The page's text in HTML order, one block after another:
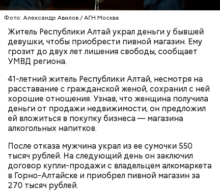
Фото: Александр Авилов / АГН Москва
Житель Республики Алтай украл деньги у бывшей
девушки, чтобы приобрести пивной магазин. Ему
грозит до двух лет лишения свободы, сообщает
УМВД региона.
41-летний житель Республики Алтай, несмотря на
расставание с гражданской женой, сохранил с ней
хорошие отношения. Узнав, что женщина получила
деньги от продажи недвижимости, он предложил
ей вложиться в покупку бизнеса — магазина
алкогольных напитков.
После отказа мужчина украл из ее сумочки 550
тысяч рублей. На следующий день он заключил
договор купли-продажи с владельцем алкомаркета
в Горно-Алтайске и приобрел пивной магазин за
270 тысяч рублей.
Первой жертвой Миссюры была его девушка.
химикаты, купленные в интернет-магазине. 13
января 2024 года он подсыпал дихлорэтан в
коктейль возлюбленной, отчего у нее случился
инсульт. Девушка неделю
выписки из больницы узнала, что Миссюра
оформил на нее несколько кредитов.
Вскоре в качестве главного подозреваемого в
убийстве спортсмена арестовали его 18-летнего
знакомого Надырхана Кадирханова. На допросе он
признал вину и показал следователям, как именно
совершил преступление и где спрятал оружие, из
которого застрелил Мутаева.